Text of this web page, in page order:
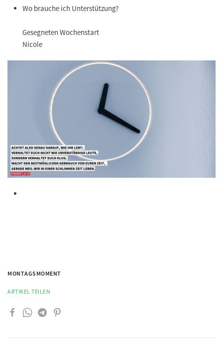
Wo brauche ich Unterstützung?
Gesegneten Wochenstart
Nicole
MONTAGSMOMENT
ARTIKEL TEILEN